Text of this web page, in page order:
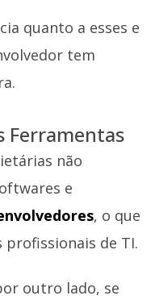
quanto a esses e
tem
Ferramentas
não
e
, o que
de TI.
outro lado, se